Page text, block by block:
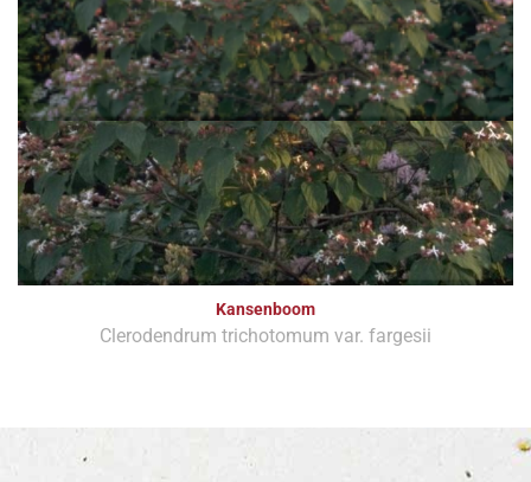
Kansenboom
Clerodendrum trichotomum var. fargesii